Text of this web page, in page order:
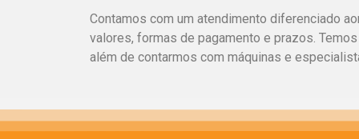
Contamos com um atendimento diferenciado
valores, formas de pagamento e prazos.
além de contarmos com máquinas e